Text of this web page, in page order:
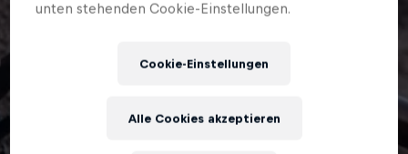
unten stehenden Cookie-Einstellungen.
Cookie-Einstellungen
Alle Cookies akzeptieren